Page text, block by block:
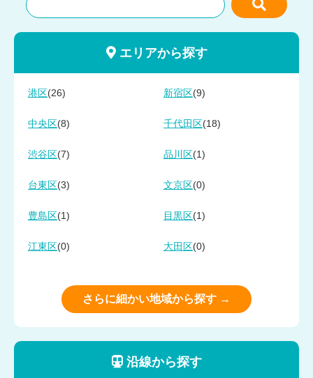
エリアから探す
港区 (26) 新宿区 (9)
中央区 (8) 千代田区 (18)
渋谷区 (7) 品川区 (1)
台東区 (3) 文京区 (0)
豊島区 (1) 目黒区 (1)
江東区 (0) 大田区 (0)
さらに細かい地域から探す →
沿線から探す